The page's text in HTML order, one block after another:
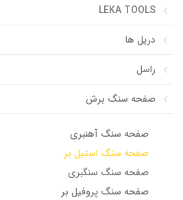
LEKA TOOLS
دریل ها
راسل
صفحه سنگ برش
صفحه سنگ آهنبری
صفحه سنگ استیل بر
صفحه سنگ سنگبری
صفحه سنگ پروفیل بر